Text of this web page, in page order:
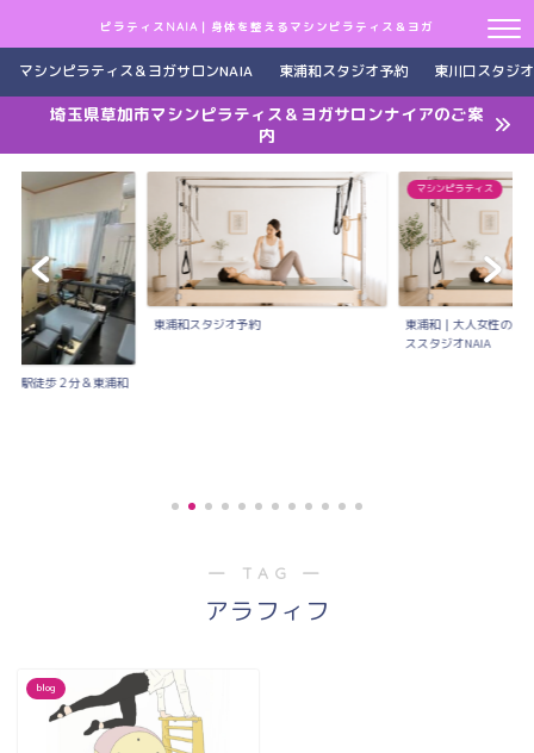
ピラティスNAIA｜身体を整えるマシンピラティス＆ヨガ
マシンピラティス＆ヨガサロンNAIA 東浦和スタジオ予約 東川口スタジ
埼玉県草加市マシンピラティス＆ヨガサロンナイアのご案
内
口駅徒歩２分＆東浦和
東浦和スタジオ予約
マシンピラティス
東浦和｜大人女性のた
ススタジオNAIA
― TAG ―
アラフィフ
blog